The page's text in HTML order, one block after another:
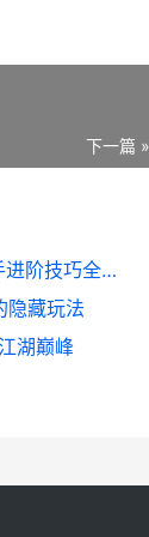
下一篇 »
逆水寒男生直播必看_新手速成_老手进阶技巧全解析
隐藏玩法
湖巅峰